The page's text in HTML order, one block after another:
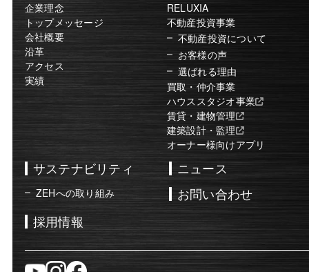
企業理念
トップメッセージ
会社概要
沿革
アクセス
実績
RELUXIA
不動産投資事業
不動産投資について
お客様の声
選ばれる理由
買取・仲介事業
ハウススタジオ事業
賃貸・建物管理
建築設計・監理
オーナー様向けアプリ
サステナビリティ
ZEHへの取り組み
ニュース
採用情報
お問い合わせ